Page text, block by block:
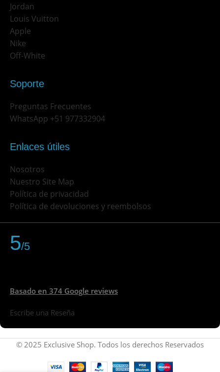
Jordan
Louis Vuitton
Apple
Nike
Off-White
Soporte
Preguntas Frecuentes
WhatsApp +51 977332904
Enlaces útiles
Nosotros
Nuestro Site Map
Política de privacidad
Política de devoluciones y reembolsos
5/5
Basado en 374 Google reviews
Escribe una Reseña
© 2025 Exclusive Shop. Todos los derechos Reservados